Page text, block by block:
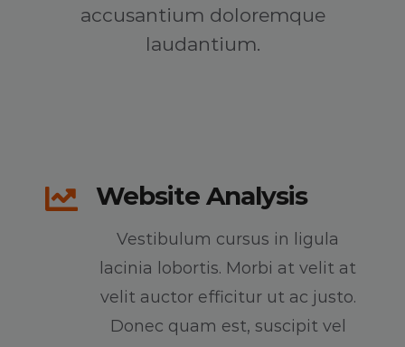
accusantium doloremque
laudantium.
Website Analysis
Vestibulum cursus in ligula
lacinia lobortis. Morbi at velit at
velit auctor efficitur ut ac justo.
Donec quam est, suscipit vel